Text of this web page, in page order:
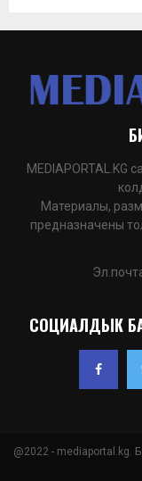
Материалы,
предназначены
СОЦИАЛДЫК
@2022 - mediaportal.kg.